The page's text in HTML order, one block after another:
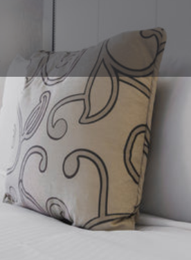
Detalles Opiniones
Llamar Guardar